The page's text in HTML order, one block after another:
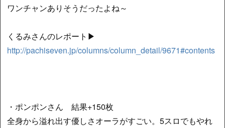
ワンチャンありそうだったよね～
くるみさんのレポート▶
http://pachiseven.jp/columns/column_detail/9671#contents
・ポンポンさん 結果+150枚
全身から溢れ出す優しさオーラがすごい。5スロでもやれ